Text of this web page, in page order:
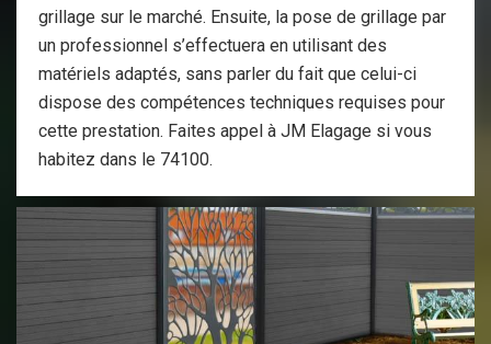
grillage sur le marché. Ensuite, la pose de grillage par
un professionnel s’effectuera en utilisant des
matériels adaptés, sans parler du fait que celui-ci
dispose des compétences techniques requises pour
cette prestation. Faites appel à JM Elagage si vous
habitez dans le 74100.